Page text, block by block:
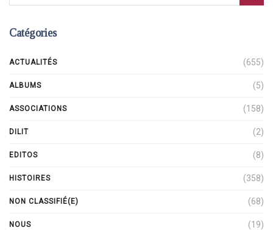
Catégories
ACTUALITÉS (655)
ALBUMS (5)
ASSOCIATIONS (158)
DILIT (2)
EDITOS (8)
HISTOIRES (358)
NON CLASSIFIÉ(E) (68)
NOUS (19)